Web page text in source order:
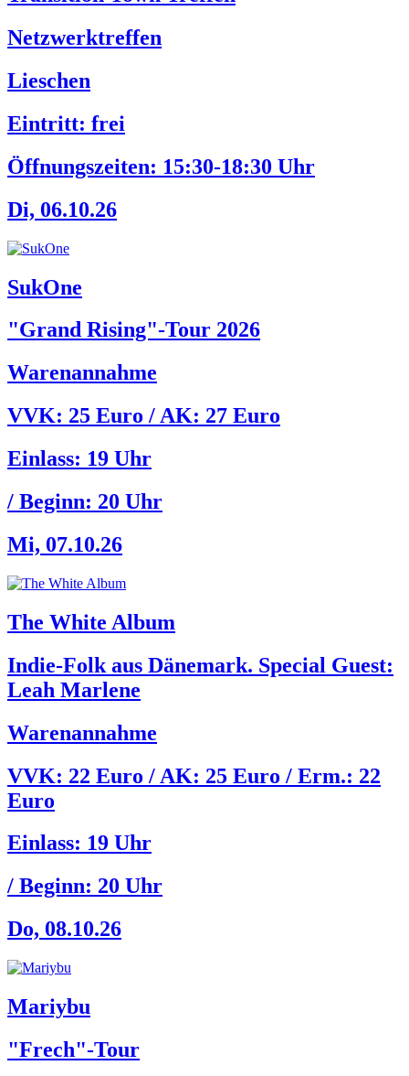
Netzwerktreffen
Lieschen
Eintritt: frei
Öffnungszeiten: 15:30-18:30 Uhr
Di, 06.10.26
SukOne
"Grand Rising"-Tour 2026
Warenannahme
VVK: 25 Euro / AK: 27 Euro
Einlass: 19 Uhr
/ Beginn: 20 Uhr
Mi, 07.10.26
The White Album
Indie-Folk aus Dänemark. Special Guest:
Leah Marlene
Warenannahme
VVK: 22 Euro / AK: 25 Euro / Erm.: 22
Euro
Einlass: 19 Uhr
/ Beginn: 20 Uhr
Do, 08.10.26
Mariybu
"Frech"-Tour